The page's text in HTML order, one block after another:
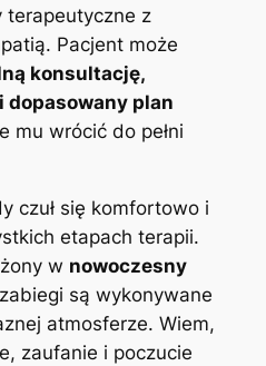
terapeutyczne z
Pacjent może
konsultację,
dopasowany plan
mu wrócić do pełni
czuł się komfortowo i
etapach terapii.
w nowoczesny
są wykonywane
atmosferze. Wiem,
zaufanie i poczucie